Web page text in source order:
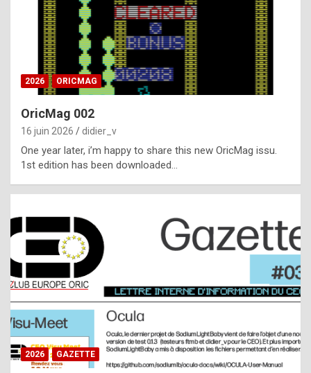
y
d
i
ff
i
l
t
t
s
t
a
s
2026 ORICMAG
OricMag 002
16 juin 2026 didier_v
One year later, i’m happy to share this new OricMag issu.
1st edition has been downloaded…
2026 GAZETTE